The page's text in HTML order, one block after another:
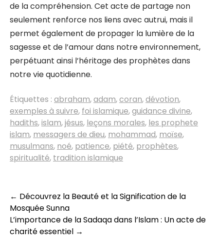
de la compréhension. Cet acte de partage non
seulement renforce nos liens avec autrui, mais il
permet également de propager la lumière de la
sagesse et de l’amour dans notre environnement,
perpétuant ainsi l’héritage des prophètes dans
notre vie quotidienne.
Étiquettes : abraham,adam,coran,dévotion,
exemples à suivre, foi islamique,guidance divine,
hadiths,islam,jésus, leçons morales, les prophete
islam, messagers de dieu, mohammad, moïse,
musulmans, noé, patience, piété, prophètes,
spiritualité, tradition islamique
Navigation
des
articles
← Découvrez la Beauté et la Signification de la
Mosquée Sunna
L’importance de la Sadaqa dans l’Islam : Un acte de
charité essentiel →